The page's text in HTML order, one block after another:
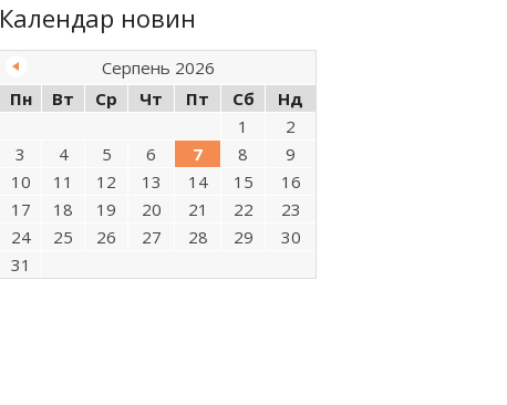
Календар новин
Серпень 2026
Пн
Вт Ср Чт Пт Сб
Нд
1
2
3
4 5 6 7 8
9
10
11 12 13 14 15
16
17
18 19 20 21 22
23
24
25 26 27 28 29
30
31